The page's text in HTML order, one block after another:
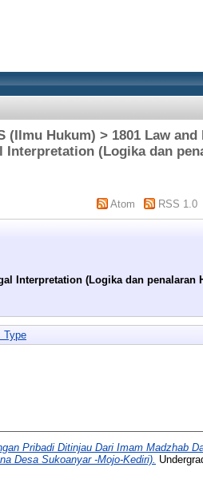
(Ilmu Hukum) > 1801 Law and
Interpretation (Logika dan
Atom RSS 1.0
Interpretation (Logika dan penalaran
Type
Pribadi Ditinjau Dari Imam Madzhab
Desa Sukoanyar -Mojo-Kediri).